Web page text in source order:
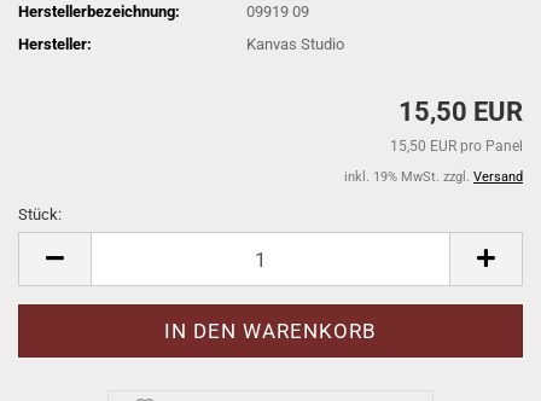
Herstellerbezeichnung:
09919 09
Hersteller:
Kanvas Studio
15,50 EUR
15,50 EUR pro Panel
inkl. 19% MwSt. zzgl. Versand
Stück: